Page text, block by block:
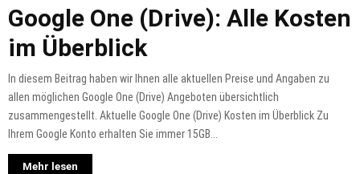
Google One (Drive): Alle Kosten
im Überblick
In diesem Beitrag haben wir Ihnen alle aktuellen Preise und Angaben zu
allen möglichen Google One (Drive) Angeboten übersichtlich
zusammengestellt. Aktuelle Google One (Drive) Kosten im Überblick Zu
Ihrem Google Konto erhalten Sie immer 15GB...
Mehr lesen